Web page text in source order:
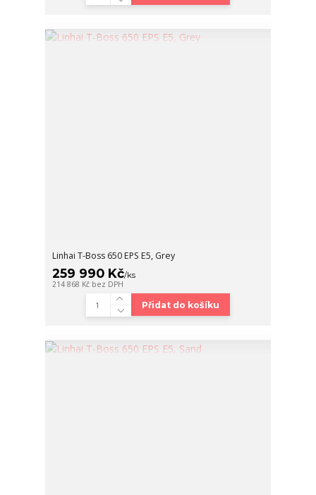
Linhai T-Boss 650 EPS E5, Grey
259 990 Kč/ks
214 868 Kč bez DPH
Přidat do košíku